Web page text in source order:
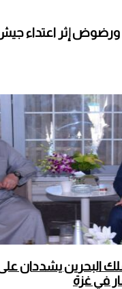
إثر اعتداء جيش
البحرين يشددان
في غزة